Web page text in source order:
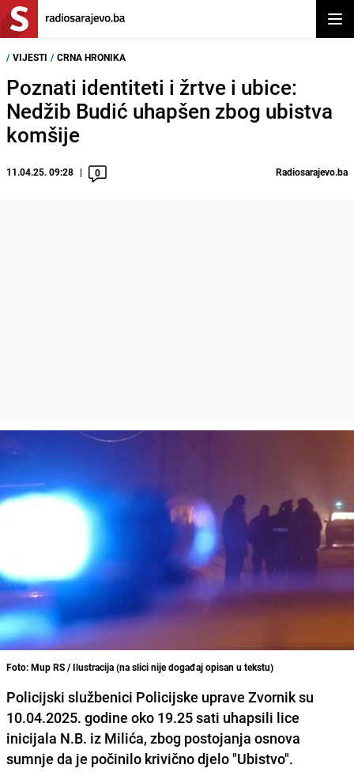
/ VIJESTI / CRNA HRONIKA
Poznati identiteti i žrtve i ubice:
Nedžib Budić uhapšen zbog ubistva
komšije
11.04.25. 09:28 0 Radiosarajevo.ba
Foto: Mup RS / Ilustracija (na slici nije događaj opisan u tekstu)
Policijski službenici Policijske uprave Zvornik su
10.04.2025. godine oko 19.25 sati uhapsili lice
inicijala N.B. iz Milića, zbog postojanja osnova
sumnje da je počinilo krivično djelo "Ubistvo".